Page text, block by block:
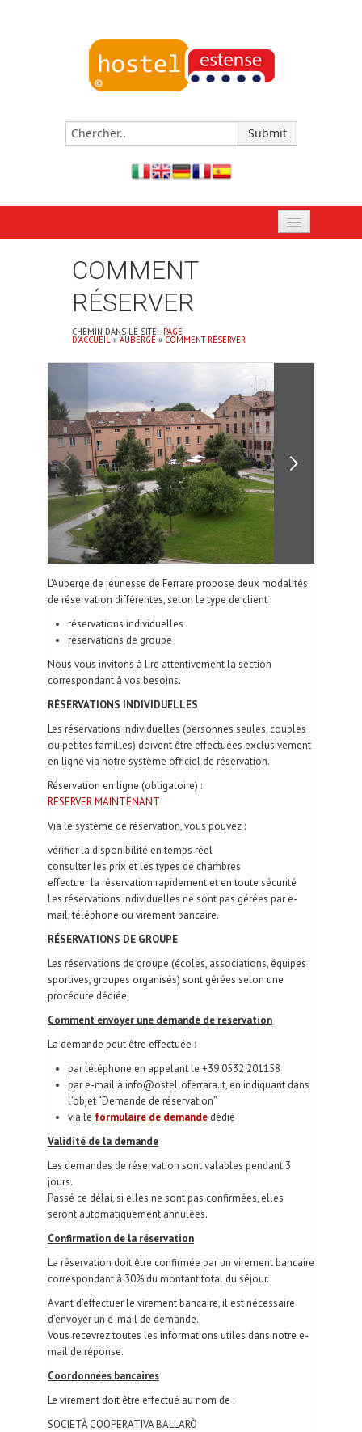
RÉSERVEZ MAINTENANT
CONTACTS
| FRA
COMMENT
RÉSERVER
CHEMIN DANS LE SITE: PAGE
D'ACCUEIL » AUBERGE » COMMENT RÉSERVER
L’Auberge de jeunesse de Ferrare propose deux modalités
de réservation différentes, selon le type de client :
réservations individuelles
réservations de groupe
Nous vous invitons à lire attentivement la section
correspondant à vos besoins.
RÉSERVATIONS INDIVIDUELLES
Les réservations individuelles (personnes seules, couples
ou petites familles) doivent être effectuées exclusivement
en ligne via notre système officiel de réservation.
Réservation en ligne (obligatoire) :
RÉSERVER MAINTENANT
Via le système de réservation, vous pouvez :
vérifier la disponibilité en temps réel
consulter les prix et les types de chambres
effectuer la réservation rapidement et en toute sécurité
Les réservations individuelles ne sont pas gérées par e-
mail, téléphone ou virement bancaire.
RÉSERVATIONS DE GROUPE
Les réservations de groupe (écoles, associations, équipes
sportives, groupes organisés) sont gérées selon une
procédure dédiée.
Comment envoyer une demande de réservation
La demande peut être effectuée :
par téléphone en appelant le +39 0532 201158
par e-mail à info@ostelloferrara.it, en indiquant dans
l’objet “Demande de réservation”
via le formulaire de demande dédié
Validité de la demande
Les demandes de réservation sont valables pendant 3
jours.
Passé ce délai, si elles ne sont pas confirmées, elles
seront automatiquement annulées.
Confirmation de la réservation
La réservation doit être confirmée par un virement bancaire
correspondant à 30% du montant total du séjour.
Avant d’effectuer le virement bancaire, il est nécessaire
d’envoyer un e-mail de demande.
Vous recevrez toutes les informations utiles dans notre e-
mail de réponse.
Coordonnées bancaires
Le virement doit être effectué au nom de :
SOCIETÀ COOPERATIVA BALLARÒ